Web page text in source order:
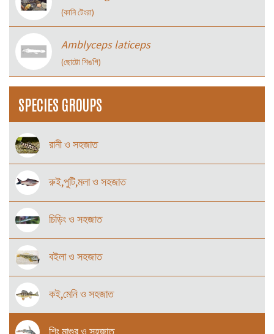
(কানি টেংরা)
Amblyceps laticeps
(ছোট্টো শিঙগি)
SPECIES GROUPS
রানী ও সহজাত
রুই,পুটি,মলা ও সহজাত
চিড়িং ও সহজাত
বইলা ও সহজাত
কই,মেনি ও সহজাত